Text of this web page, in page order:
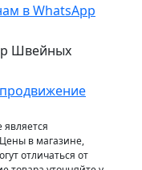
Швейных
в магазине,
отличаться от